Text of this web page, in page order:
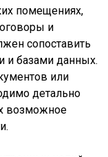
помещениях,
и
сопоставить
и базами данных.
или
детально
возможное